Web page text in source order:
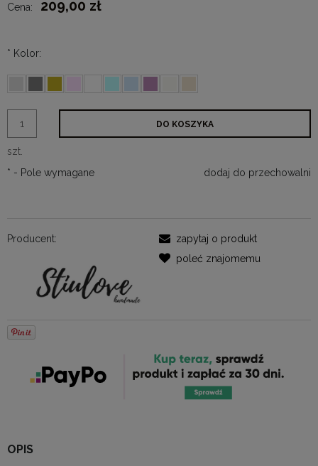
Cena: 209,00 zł
* Kolor:
szt.
DO KOSZYKA
dodaj do przechowalni
* - Pole wymagane
Producent:
zapytaj o produkt
poleć znajomemu
OPIS